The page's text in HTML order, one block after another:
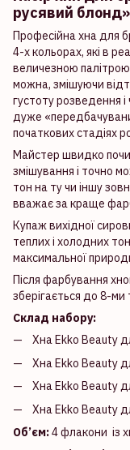
русявий блонд»
Професійна хна для
4-х кольорах, які в
величезною палітрою
можна, змішуючи
густоту розведення і
дуже
початкових стадіях
Майстер швидко
змішування і точно
тон на ту чи іншу
вважає за краще
Купаж вихідної
теплих і холодних
максимальної
Після фарбування
зберігається до 8-ми
Склад набору:
Хна Ekko Beauty
Хна Ekko Beauty
Хна Ekko Beauty
Хна Ekko Beauty
Об’єм:4 флакони із